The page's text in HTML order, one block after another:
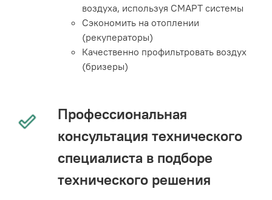
воздуха, используя СМАРТ системы
Сэкономить на отоплении
(рекуператоры)
Качественно профильтровать воздух
(бризеры)
Профессиональная
консультация технического
специалиста в подборе
технического решения